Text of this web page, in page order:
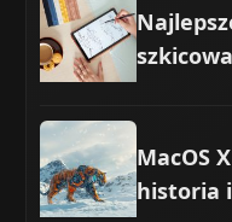
MacOS
historia